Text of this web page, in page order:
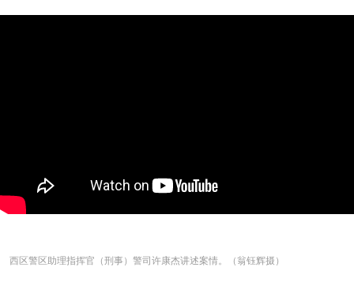
西区警区助理指挥官（刑事）警司许康杰讲述案情。（翁钰辉摄）